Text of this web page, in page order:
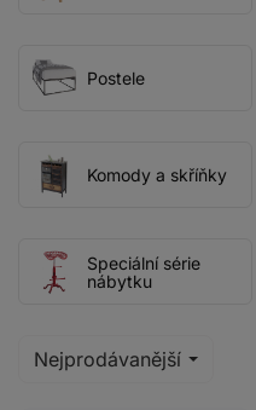
Postele
Komody a skříňky
Speciální série
nábytku
Nejprodávanější